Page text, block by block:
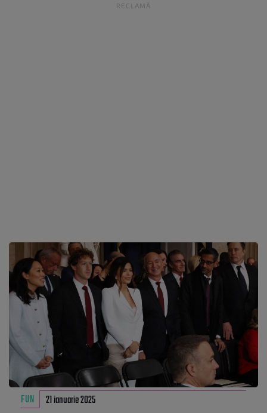
RECLAMĂ
FUN 21 ianuarie 2025